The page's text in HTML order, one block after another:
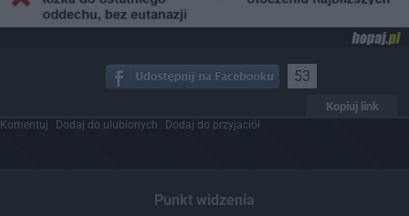
53
Kopiuj link
Komentuj Dodaj do ulubionych Dodaj do przyjaciół
Punkt widzenia